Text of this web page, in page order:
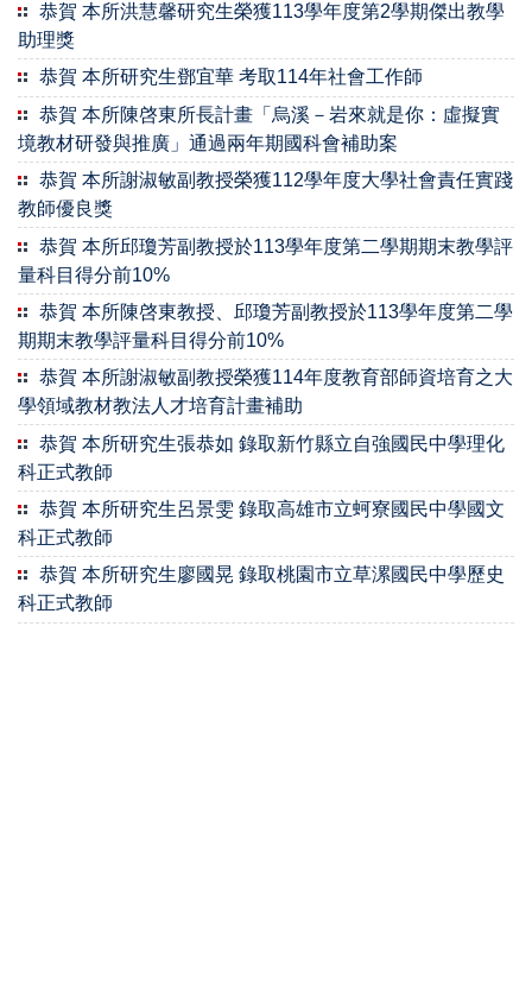
恭賀 本所洪慧馨研究生榮獲113學年度第2學期傑出教學
助理獎
恭賀 本所研究生鄧宜華 考取114年社會工作師
恭賀 本所陳啓東所長計畫「烏溪－岩來就是你：虛擬實
境教材研發與推廣」通過兩年期國科會補助案
恭賀 本所謝淑敏副教授榮獲112學年度大學社會責任實踐
教師優良獎
恭賀 本所邱瓊芳副教授於113學年度第二學期期末教學評
量科目得分前10%
恭賀 本所陳啓東教授、邱瓊芳副教授於113學年度第二學
期期末教學評量科目得分前10%
恭賀 本所謝淑敏副教授榮獲114年度教育部師資培育之大
學領域教材教法人才培育計畫補助
恭賀 本所研究生張恭如 錄取新竹縣立自強國民中學理化
科正式教師
恭賀 本所研究生呂景雯 錄取高雄市立蚵寮國民中學國文
科正式教師
恭賀 本所研究生廖國晃 錄取桃園市立草漯國民中學歷史
科正式教師